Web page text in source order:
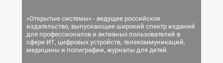
«Открытые системы» - ведущее российское
издательство, выпускающее широкий спектр изданий
для профессионалов и активных пользователей в
сфере ИТ, цифровых устройств, телекоммуникаций,
медицины и полиграфии, журналы для детей.